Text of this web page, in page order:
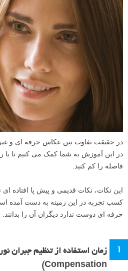
در حقیقت تفاوت بین عکاس حرفه ای و
فاصله را کم کنید.
این نکات، نکات قدیمی و پیش پا افتاده ای
کسب تجربه در این زمینه به دست آمده
حرفه ای دوست ندارد دیگران آن را بدانند.
۱
Compensation)